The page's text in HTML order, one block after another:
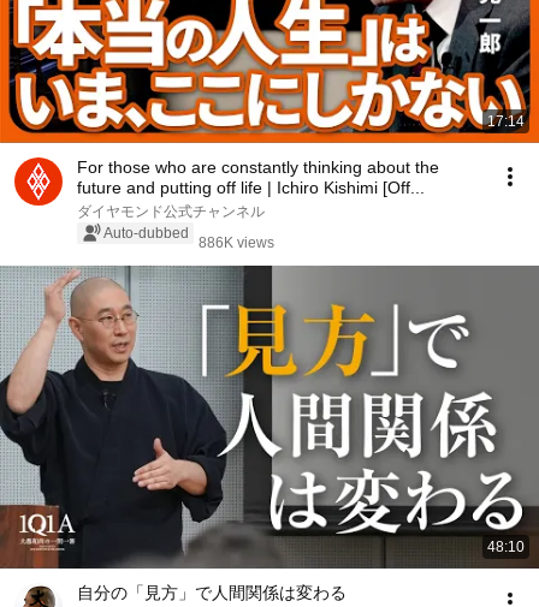
17:14
For those who are constantly thinking about the
future and putting off life | Ichiro Kishimi [Off...
ダイヤモンド公式チャンネル
Auto-dubbed
886K views
48:10
自分の「見方」で人間関係は変わる